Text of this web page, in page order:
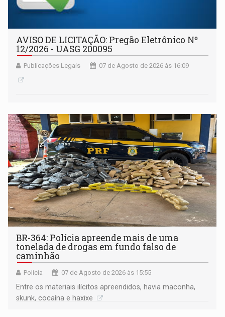
AVISO DE LICITAÇÃO: Pregão Eletrônico Nº
12/2026 - UASG 200095
Publicações Legais 07 de Agosto de 2026 às 16:09
BR-364: Polícia apreende mais de uma
tonelada de drogas em fundo falso de
caminhão
Polícia 07 de Agosto de 2026 às 15:55
Entre os materiais ilícitos apreendidos, havia maconha,
skunk, cocaína e haxixe